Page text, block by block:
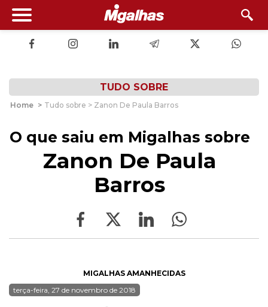
TUDO SOBRE
Home > Tudo sobre > Zanon De Paula Barros
O que saiu em Migalhas sobre
Zanon De Paula
Barros
MIGALHAS AMANHECIDAS
terça-feira, 27 de novembro de 2018